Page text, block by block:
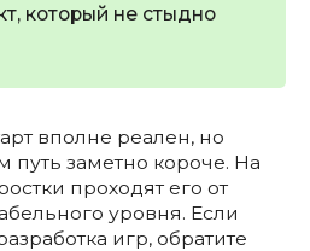
который не стыдно
вполне реален, но
путь заметно короче. На
проходят его от
уровня. Если
игр, обратите